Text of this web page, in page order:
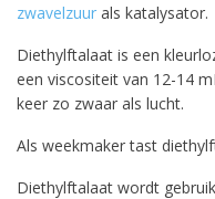
zwavelzuur als katalysator.
Diethylftalaat is een
een viscositeit van 12-14
keer zo zwaar als lucht.
Als weekmaker tast
Diethylftalaat wordt